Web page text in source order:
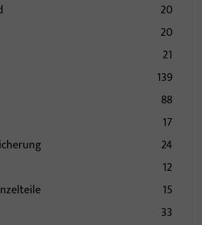
20
20
21
139
88
17
24
12
15
33